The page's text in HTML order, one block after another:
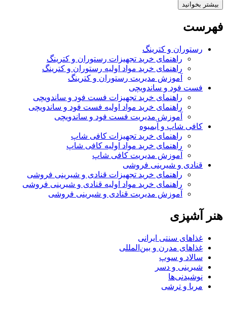
بیشتر بخوانید
فهرست
رستوران و کترینگ
راهنمای خرید تجهیزات رستوران و کترینگ
راهنمای خرید مواد اولیه رستوران و کترینگ
آموزش مدیریت رستوران و کترینگ
فست فود و ساندویچی
راهنمای خرید تجهیزات فست فود و ساندویچی
راهنمای خرید مواد اولیه فست فود و ساندویچی
آموزش مدیریت فست فود و ساندویچی
کافی شاپ و آبمیوه
راهنمای خرید تجهیزات کافی شاپ
راهنمای خرید مواد اولیه کافی‌ شاپ‌
آموزش مدیریت کافی شاپ
قنادی و شیرینی فروشی
راهنمای خرید تجهیزات قنادی و شیرینی فروشی
راهنمای خرید مواد اولیه قنادی و شیرینی فروشی
آموزش مدیریت قنادی و شیرینی فروشی
هنر آشپزی
غذاهای سنتی ایرانی
غذاهای مدرن و بین‌المللی
سالاد و سوپ
شیرینی و دسر
نوشیدنی‌ها
مربا و ترشی